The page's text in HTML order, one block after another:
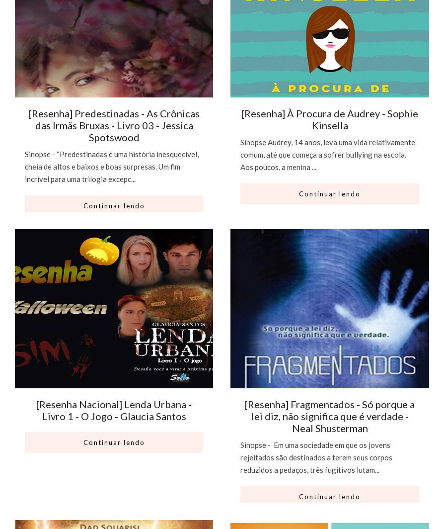
[Resenha] Predestinadas - As Crônicas
das Irmãs Bruxas - Livro 03 - Jessica
Spotswood
Sinopse - “Predestinadas é uma história inesquecível,
cheia de altos e baixos e boas surpresas. Um fim
incrível para uma trilogia excepc...
Continuar lendo
[Resenha] À Procura de Audrey - Sophie
Kinsella
Sinopse Audrey, 14 anos, leva uma vida relativamente
comum, até que começa a sofrer bullying na escola.
Aos poucos, a menina ...
Continuar lendo
[Resenha Nacional] Lenda Urbana -
Livro 1 - O Jogo - Glaucia Santos
Continuar lendo
[Resenha] Fragmentados - Só porque a
lei diz, não significa que é verdade -
Neal Shusterman
Sinopse - Em uma sociedade em que os jovens
rejeitados são destinados a terem seus corpos
reduzidos a pedaços, três fugitivos lutam...
Continuar lendo